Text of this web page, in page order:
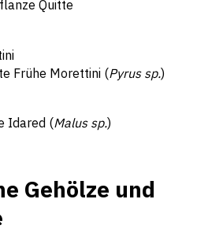
Frühe Morettini (Pyrus sp.)
Idared (Malus sp.)
Gehölze und